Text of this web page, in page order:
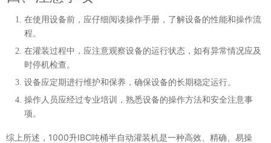
在使用设备前，应仔细阅读操作手册，了解设备的性能和操作流
程。
在灌装过程中，应注意观察设备的运行状态，如有异常情况应及
时停机检查。
设备应定期进行维护和保养，确保设备的长期稳定运行。
操作人员应经过专业培训，熟悉设备的操作方法和安全注意事
项。
综上所述，1000升IBC吨桶半自动灌装机是一种高效、精确、易操